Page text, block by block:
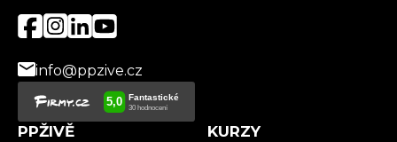
info@ppzive.cz
PPŽIVĚ KURZY